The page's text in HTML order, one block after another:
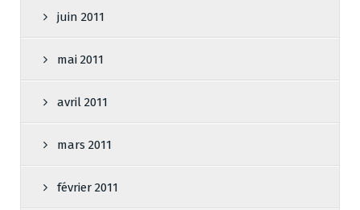
juin 2011
mai 2011
avril 2011
mars 2011
février 2011